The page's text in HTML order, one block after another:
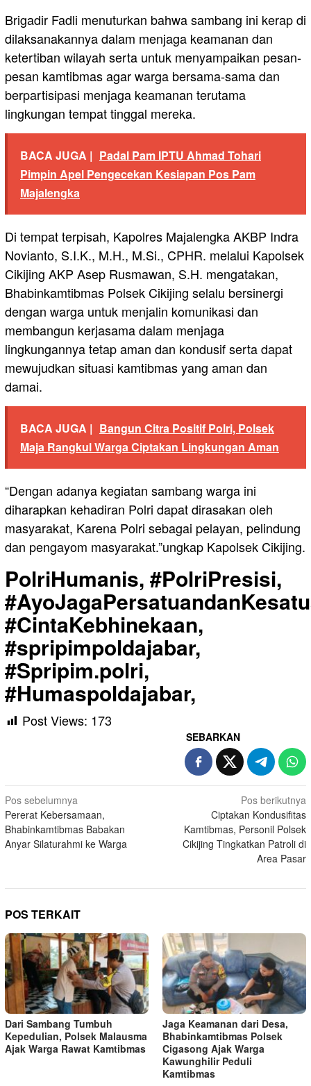
Brigadir Fadli menuturkan bahwa sambang ini kerap di
dilaksanakannya dalam menjaga keamanan dan
ketertiban wilayah serta untuk menyampaikan pesan-
pesan kamtibmas agar warga bersama-sama dan
berpartisipasi menjaga keamanan terutama
lingkungan tempat tinggal mereka.
BACA JUGA | Padal Pam IPTU Ahmad Tohari
Pimpin Apel Pengecekan Kesiapan Pos Pam
Majalengka
Di tempat terpisah, Kapolres Majalengka AKBP Indra
Novianto, S.I.K., M.H., M.Si., CPHR. melalui Kapolsek
Cikijing AKP Asep Rusmawan, S.H. mengatakan,
Bhabinkamtibmas Polsek Cikijing selalu bersinergi
dengan warga untuk menjalin komunikasi dan
membangun kerjasama dalam menjaga
lingkungannya tetap aman dan kondusif serta dapat
mewujudkan situasi kamtibmas yang aman dan
damai.
BACA JUGA | Bangun Citra Positif Polri, Polsek
Maja Rangkul Warga Ciptakan Lingkungan Aman
“Dengan adanya kegiatan sambang warga ini
diharapkan kehadiran Polri dapat dirasakan oleh
masyarakat, Karena Polri sebagai pelayan, pelindung
dan pengayom masyarakat.”ungkap Kapolsek Cikijing.
PolriHumanis, #PolriPresisi,
#CintaKebhinekaan,
#spripimpoldajabar,
#Spripim.polri,
#Humaspoldajabar,
Post Views: 173
SEBARKAN
Navigasi
pos
Pos sebelumnya
Pererat Kebersamaan,
Bhabinkamtibmas Babakan
Anyar Silaturahmi ke Warga
Pos berikutnya
Ciptakan Kondusifitas
Kamtibmas, Personil Polsek
Cikijing Tingkatkan Patroli di
Area Pasar
POS TERKAIT
Dari Sambang Tumbuh
Kepedulian, Polsek Malausma
Ajak Warga Rawat Kamtibmas
Jaga Keamanan dari Desa,
Bhabinkamtibmas Polsek
Cigasong Ajak Warga
Kawunghilir Peduli
Kamtibmas